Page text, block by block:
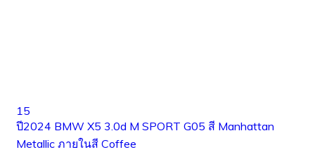
15
ปี2024 BMW X5 3.0d M SPORT G05 สี Manhattan
Metallic ภายในสี Coffee